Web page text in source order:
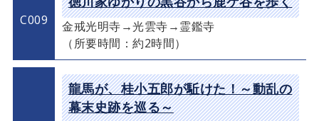
C009
金戒光明寺→光雲寺→霊鑑寺
（所要時間：約2時間）
龍馬が、桂小五郎が駈けた！～動乱の
幕末史跡を巡る～